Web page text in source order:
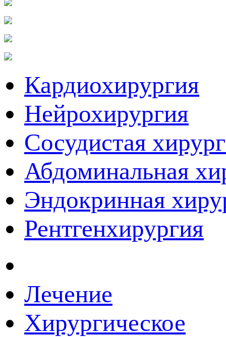
Кардиохирургия
Нейрохирургия
Сосудистая
Абдоминальная
Эндокринная
Рентгенхирургия
Лечение
Хирургическое